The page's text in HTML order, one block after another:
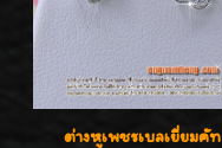
ต่างหูเพชรเบลเยี่ยมคัท